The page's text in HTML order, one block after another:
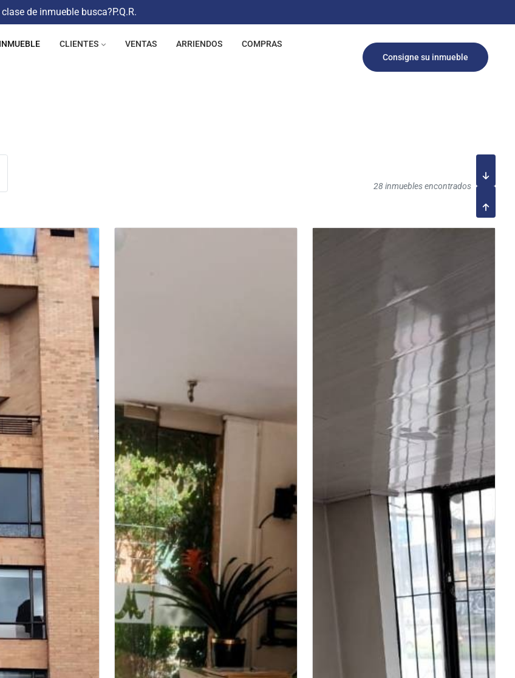
clase de inmueble busca?P.Q.R.
CLIENTES VENTAS ARRIENDOS COMPRAS
Consigne su inmueble
28 inmuebles encontrados